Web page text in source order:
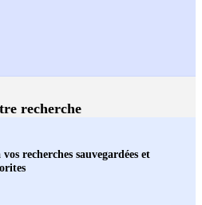
recherche
vos recherches sauvegardées et